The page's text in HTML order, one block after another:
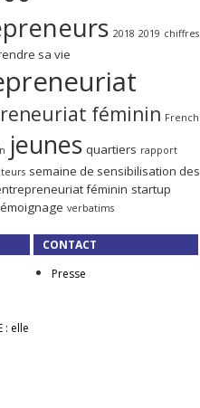
2018 2019 chiffres
sa vie
féminin French
jeunes quartiers rapport
semaine de sensibilisation des
féminin startup
verbatims
: elle
CONTACT
Presse